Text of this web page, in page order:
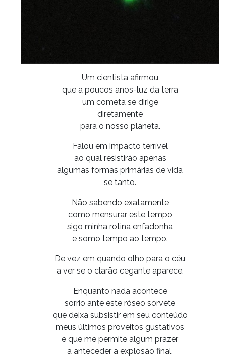
Um cientista afirmou
que a poucos anos-luz da terra
um cometa se dirige
diretamente
para o nosso planeta.
Falou em impacto terrível
ao qual resistirão apenas
algumas formas primárias de vida
se tanto.
Não sabendo exatamente
como mensurar este tempo
sigo minha rotina enfadonha
e somo tempo ao tempo.
De vez em quando olho para o céu
a ver se o clarão cegante aparece.
Enquanto nada acontece
sorrio ante este róseo sorvete
que deixa subsistir em seu conteúdo
meus últimos proveitos gustativos
e que me permite algum prazer
a anteceder a explosão final.